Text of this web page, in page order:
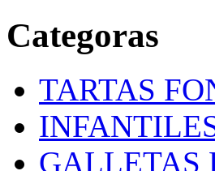
Categoras
TARTAS
GALLETAS